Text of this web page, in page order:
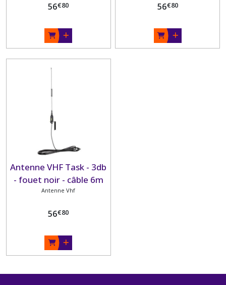
56€80 56€80
Antenne VHF Task - 3db
- fouet noir - câble 6m
Antenne Vhf
56€80